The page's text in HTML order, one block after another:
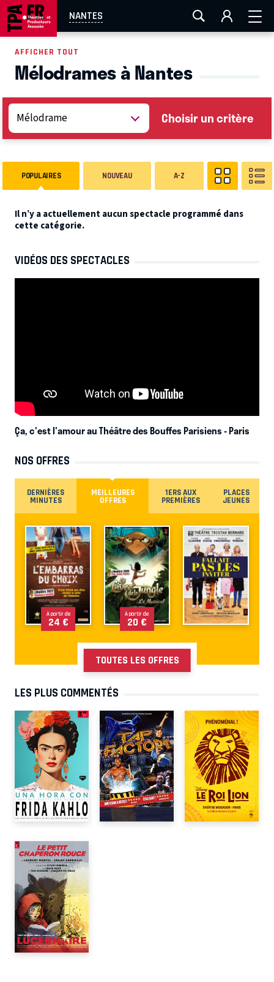
NANTES
AIX-MARSEILLE AURAY LA ROCHELLE
EN TOURNÉE
AFFICHER TOUT
Mélodrames à Nantes
Choisir un critère
POPULAIRES NOUVEAU A-Z
Il n’y a actuellement aucun spectacle programmé dans
cette catégorie.
VIDÉOS DES SPECTACLES
Ça, c'est l'amour au Théâtre des Bouffes Parisiens- Paris
NOS OFFRES
DERNIÈRES
MINUTES
MEILLEURES
OFFRES
1ERS AUX
PREMIÈRES
PLACES
JEUNES
À partir de
24 €
À partir de
20 €
TOUTES LES OFFRES
LES PLUS COMMENTÉS